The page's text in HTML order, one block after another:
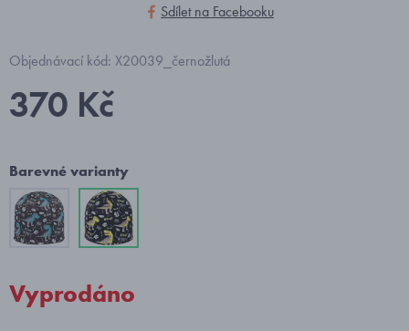
Sdílet na Facebooku
Objednávací kód: X20039_černožlutá
370 Kč
Barevné varianty
Vyprodáno